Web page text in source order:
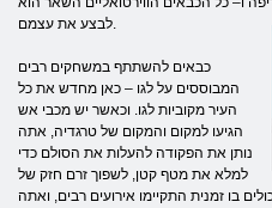
לבצע את עצמם.
כבאים להשתתף במשחקים רבים
המבוססים על לגו – כאן מחדש את כל
העיר מקוביות לגו. וכאשר יש מכבי אש
הגיעו למקום והמקום של טרגדיה, אתה
נותן את הפקודה להעלות את הסולם כדי
למלא את מטף קטן, לשפוך זרם חזק של
בו זמנית התקיימו אירועים רבים, ואתה